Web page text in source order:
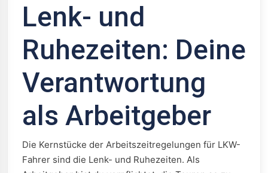
Lenk- und
Ruhezeiten: Deine
Verantwortung
als Arbeitgeber
Die Kernstücke der Arbeitszeitregelungen für LKW-
Fahrer sind die Lenk- und Ruhezeiten. Als